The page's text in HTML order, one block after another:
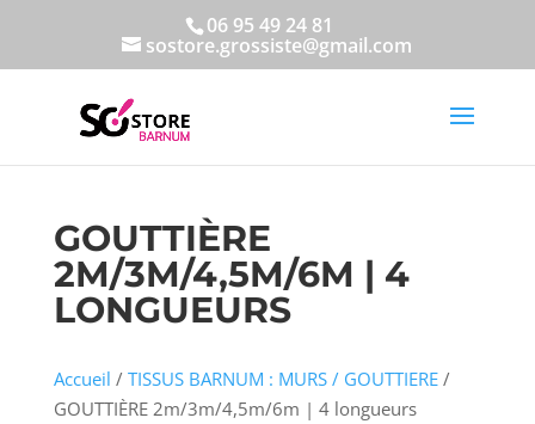
06 95 49 24 81
sostore.grossiste@gmail.com
GOUTTIÈRE
2M/3M/4,5M/6M | 4
LONGUEURS
Accueil / TISSUS BARNUM : MURS / GOUTTIERE/
GOUTTIÈRE 2m/3m/4,5m/6m | 4 longueurs